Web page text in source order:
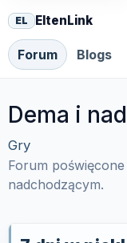
EL EltenLink
Forum Blogs
Dema i
Gry
Forum
nadchodzącym.